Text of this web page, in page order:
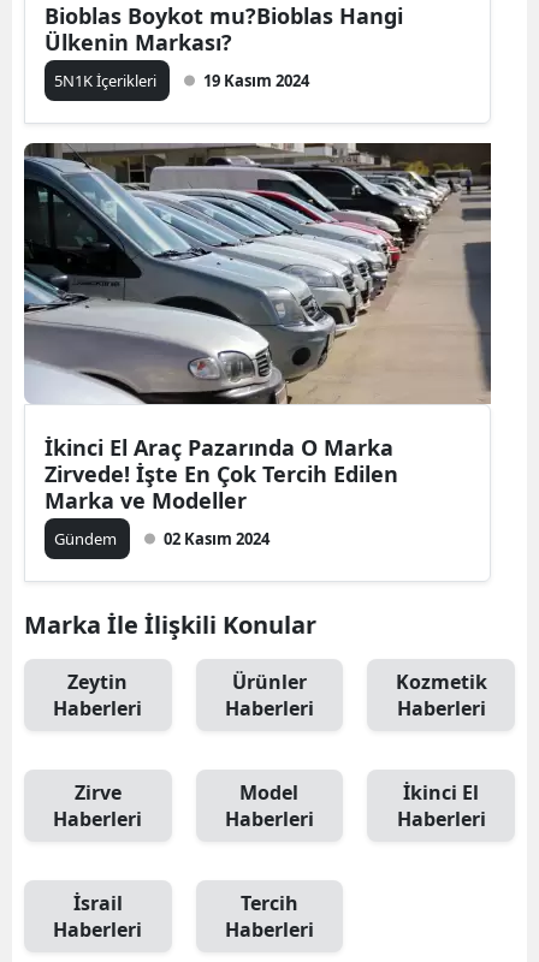
Bioblas Boykot mu?Bioblas Hangi
Ülkenin Markası?
5N1K İçerikleri 19 Kasım 2024
İkinci El Araç Pazarında O Marka
Zirvede! İşte En Çok Tercih Edilen
Marka ve Modeller
Gündem 02 Kasım 2024
Marka İle İlişkili Konular
Zeytin
Haberleri
Ürünler
Haberleri
Kozmetik
Haberleri
Zirve
Haberleri
Model
Haberleri
İkinci El
Haberleri
İsrail
Haberleri
Tercih
Haberleri